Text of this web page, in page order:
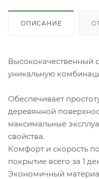
ОПИСАНИЕ
Высококачественный
уникальную
Обеспечивает
деревянной
максимальные
свойства.
Комфорт и скорость
покрытие всего за 1
Экономичный